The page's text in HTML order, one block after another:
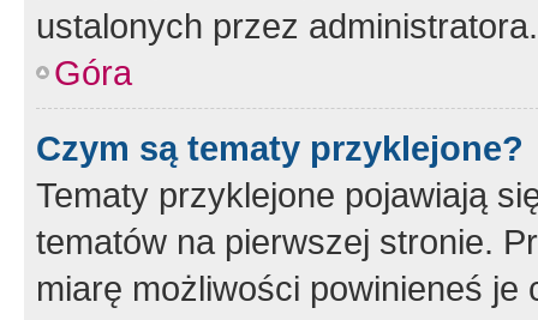
ustalonych przez administratora.
Góra
Czym są tematy przyklejone?
Tematy przyklejone pojawiają
tematów na pierwszej stronie.
miarę możliwości powinieneś je